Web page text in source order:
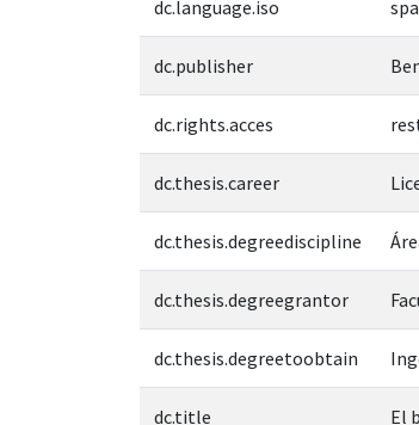
dc.language.iso spa
dc.publisher
dc.rights.acces
dc.thesis.career
dc.thesis.degreediscipline
dc.thesis.degreegrantor
dc.thesis.degreetoobtain
dc.title El